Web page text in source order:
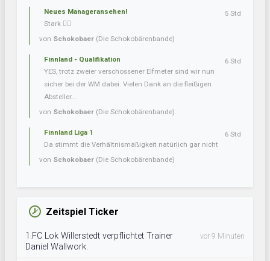
Neues Manageransehen!
Stark 👍🏼
von Schokobaer (Die Schokobärenbande)
5 Std
Finnland - Qualifikation
YES, trotz zweier verschossener Elfmeter sind wir nun
sicher bei der WM dabei. Vielen Dank an die fleißigen
Absteller...
von Schokobaer (Die Schokobärenbande)
6 Std
Finnland Liga 1
Da stimmt die Verhältnismäßigkeit natürlich gar nicht
von Schokobaer (Die Schokobärenbande)
6 Std
Zeitspiel Ticker
1.FC Lok Willerstedt verpflichtet Trainer
Daniel Wallwork.
vor 9 Minuten